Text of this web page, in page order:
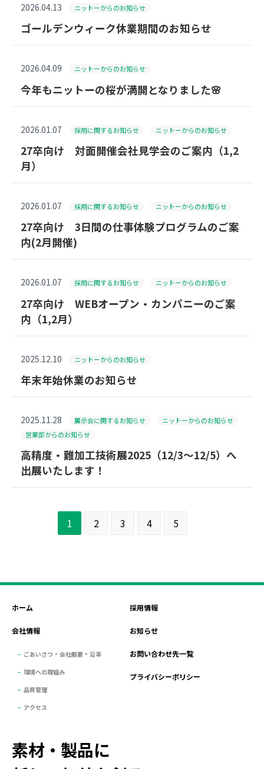
ゴールデンウィーク休業期間のお知らせ
2026.04.13 ニットーからのお知らせ
今年もニットーの桜が満開となりました🌸
2026.04.09 ニットーからのお知らせ
27卒向け 対面開催会社見学会のご案内（1,2
月）
2026.01.07 採用に関するお知らせ ニットーからのお知らせ
27卒向け 3日間の仕事体験プログラムのご案
内(2月開催)
2026.01.07 採用に関するお知らせ ニットーからのお知らせ
27卒向け WEBオープン・カンパニーのご案
内（1,2月）
2026.01.07 採用に関するお知らせ ニットーからのお知らせ
年末年始休業のお知らせ
2025.12.10 ニットーからのお知らせ
高精度・難加工技術展2025（12/3～12/5）へ
出展いたします！
2025.11.28 展示会に関するお知らせ
ニットーからのお知らせ
営業部からのお知らせ
1 2 3 4 5
素材・製品に
ホーム
会社情報
ごあいさつ・会社概要・沿革
環境への取組み
品質管理
アクセス
採用情報
お知らせ
お問い合わせ先一覧
プライバシーポリシー